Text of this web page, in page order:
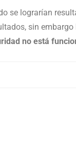
se lograrían
sin
no está